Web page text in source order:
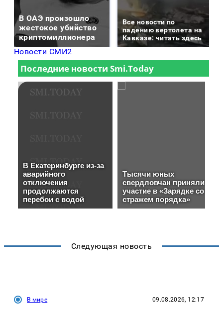
В ОАЭ произошло
жестокое убийство
криптомиллионера
Все новости по
падению вертолета на
Кавказе: читать здесь
Новости СМИ2
Следующая новость
В мире 09.08.2026, 12:17